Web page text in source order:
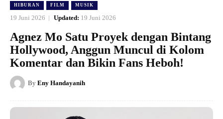
HIBURAN FILM MUSIK
19 Juni 2026 Updated: 19 Juni 2026
Agnez Mo Satu Proyek dengan Bintang
Hollywood, Anggun Muncul di Kolom
Komentar dan Bikin Fans Heboh!
By Eny Handayanih